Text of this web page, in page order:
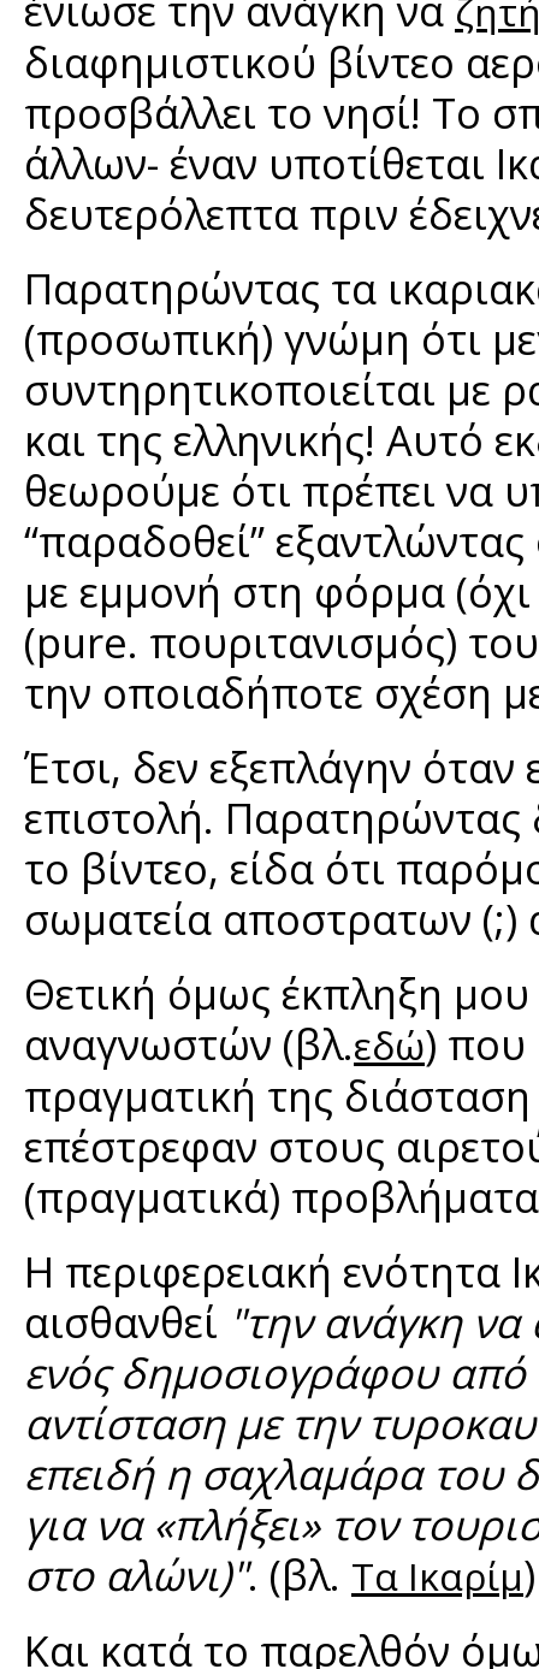
διαφημιστικού βίντεο
προσβάλλει το νησί! Το
άλλων- έναν υποτίθεται
δευτερόλεπτα πριν
Παρατηρώντας τα
(προσωπική) γνώμη ότι
συντηρητικοποιείται
και της ελληνικής! Αυτό
θεωρούμε ότι πρέπει να
“παραδοθεί”
με εμμονή στη φόρμα
(pure. πουριτανισμός)
την οποιαδήποτε σχέση
Έτσι, δεν εξεπλάγην
επιστολή.
το βίντεο, είδα ότι
σωματεία αποστρατων (;)
Θετική όμως έκπληξη
αναγνωστών (βλ.εδώ) που
πραγματική της
επέστρεφαν στους
(πραγματικά) προβλήματα
Η περιφερειακή ενότητα
αισθανθεί "την ανάγκη
ενός δημοσιογράφου
αντίσταση με την
επειδή η σαχλαμάρα του
για να «πλήξει» τον
στο αλώνι)". (βλ. Τα Ικαρίμ)
Και κατά το παρελθόν